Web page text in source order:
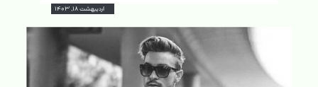
اردیبهشت ۱۸, ۱۴۰۳